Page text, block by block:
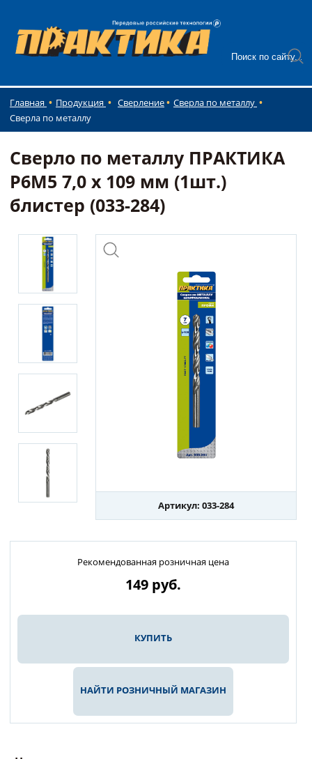
Главная Продукция Сверление
Сверла по металлу
Сверла по металлу
Сверло по металлу ПРАКТИКА
Р6М5 7,0 х 109 мм (1шт.)
блистер (033-284)
Артикул: 033-284
Рекомендованная розничная цена
149 руб.
КУПИТЬ
НАЙТИ РОЗНИЧНЫЙ МАГАЗИН